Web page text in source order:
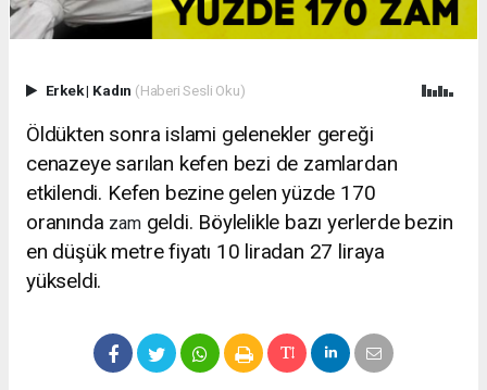
Erkek| Kadın (Haberi Sesli Oku)
Öldükten sonra islami gelenekler gereği
cenazeye sarılan kefen bezi de zamlardan
etkilendi. Kefen bezine gelen yüzde 170
oranında zamgeldi. Böylelikle bazı yerlerde bezin
en düşük metre fiyatı 10 liradan 27 liraya
yükseldi.